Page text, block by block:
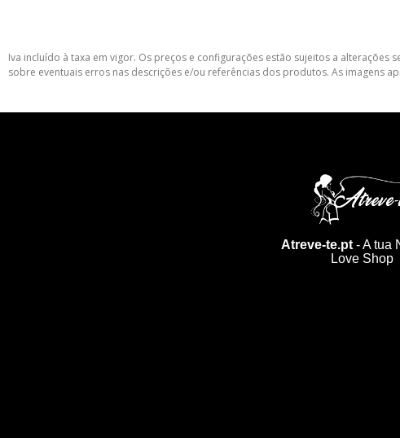
Iva incluído à taxa em vigor. Os preços e configurações estão sujeitos a
sobre eventuais erros nas descrições e/ou referências dos produtos. As imagens
Atreve-te.pt- A tua
Love Shop